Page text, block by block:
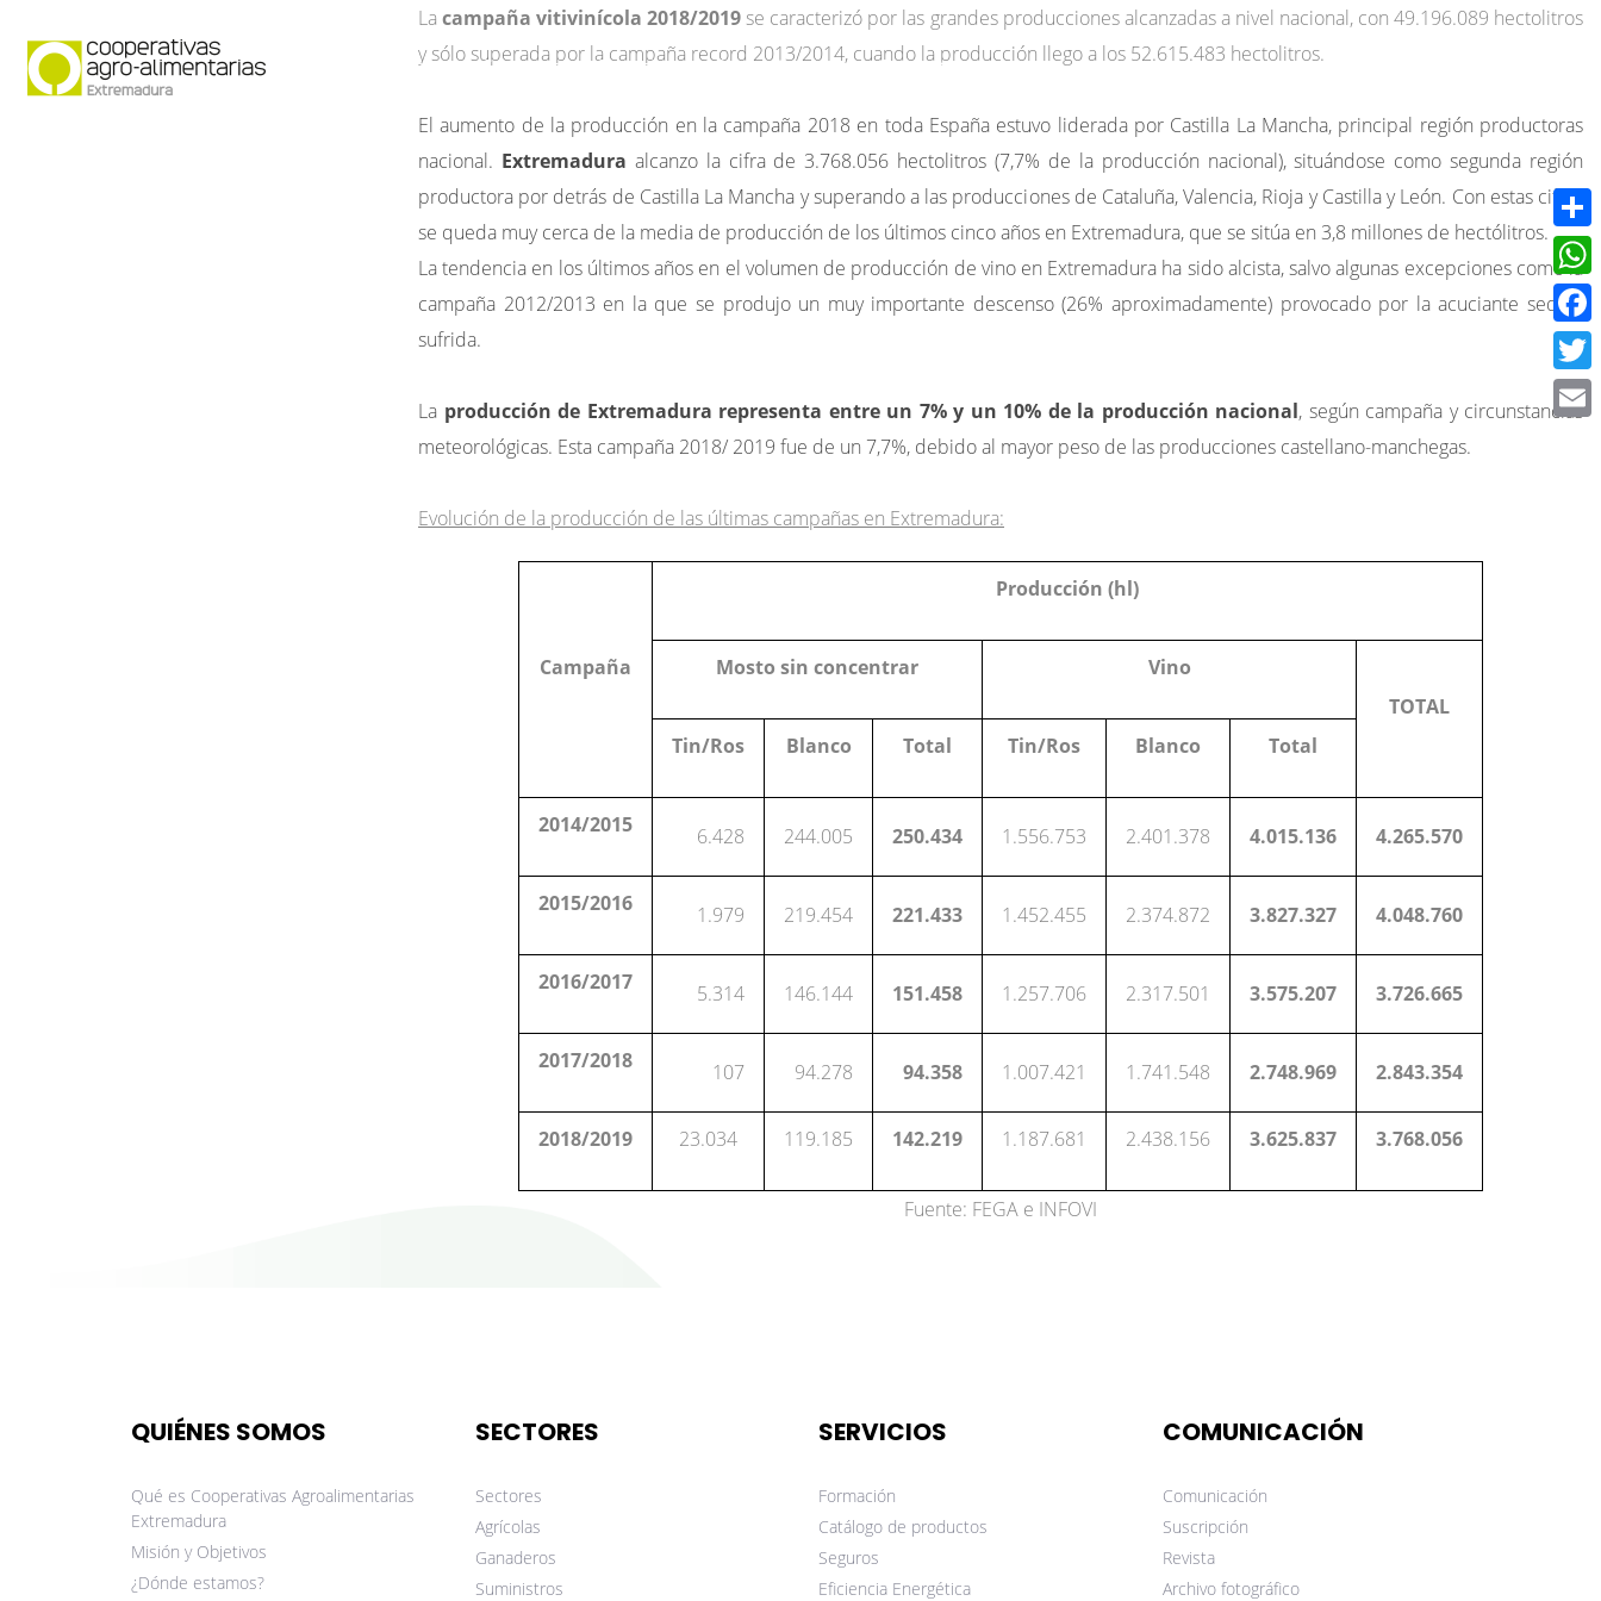
Quiénes somos Sectores Servicios Comunicación Contacto
Lacampaña vitivinícola 2018/2019 se caracterizó por las grandes producciones alcanzadas a nivel nacional, con 49.196.089 hectolitros
y sólo superada por la campaña record 2013/2014, cuando la producción llego a los 52.615.483 hectolitros.
El aumento de la producción en la campaña 2018 en toda España estuvo liderada por Castilla La Mancha, principal región productoras
nacional. Extremadura alcanzo la cifra de 3.768.056 hectolitros (7,7% de la producción nacional), situándose como segunda región
productora por detrás de Castilla La Mancha y superando a las producciones de Cataluña, Valencia, Rioja y Castilla y León. Con estas cifras
se queda muy cerca de la media de producción de los últimos cinco años en Extremadura, que se sitúa en 3,8 millones de hectólitros.
La tendencia en los últimos años en el volumen de producción de vino en Extremadura ha sido alcista, salvo algunas excepciones como la
campaña 2012/2013 en la que se produjo un muy importante descenso (26% aproximadamente) provocado por la acuciante sequía
sufrida.
La producción de Extremadura representa entre un 7% y un 10% de la producción nacional, según campaña y circunstancias
meteorológicas. Esta campaña 2018/ 2019 fue de un 7,7%, debido al mayor peso de las producciones castellano-manchegas.
Evolución de la producción de las últimas campañas en Extremadura:
Campaña
Producción (hl)
Mosto sin concentrar
Vino
TOTAL
Tin/Ros
Blanco Total Tin/Ros Blanco Total
2014/2015 6.428 244.005 250.434 1.556.753 2.401.378 4.015.136 4.265.570
2015/2016 1.979 219.454 221.433 1.452.455 2.374.872 3.827.327 4.048.760
2016/2017 5.314 146.144 151.458 1.257.706 2.317.501 3.575.207 3.726.665
2017/2018 107 94.278 94.358 1.007.421 1.741.548 2.748.969 2.843.354
2018/2019 23.034 119.185 142.219 1.187.681 2.438.156 3.625.837 3.768.056
Fuente: FEGA e INFOVI
QUIÉNES SOMOS
Qué es Cooperativas Agroalimentarias
Extremadura
Misión y Objetivos
¿Dónde estamos?
SECTORES
Sectores
Agrícolas
Ganaderos
Suministros
SERVICIOS
Formación
Catálogo de productos
Seguros
Eficiencia Energética
COMUNICACIÓN
Comunicación
Suscripción
Revista
Archivo fotográfico